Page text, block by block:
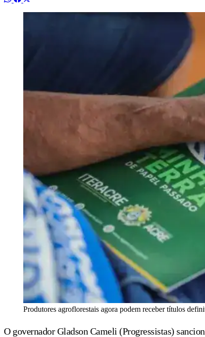
Produtores agroflorestais agora podem receber títulos
O governador Gladson Cameli (Progressistas)